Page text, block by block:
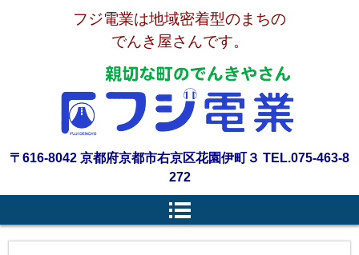
フジ電業は地域密着型のまちの
でんき屋さんです。
〒616-8042 京都府京都市右京区花園伊町３ TEL.075-463-8
272